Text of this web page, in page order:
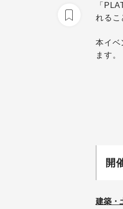
「
れるこ
本イベ
ます。
開
建築・